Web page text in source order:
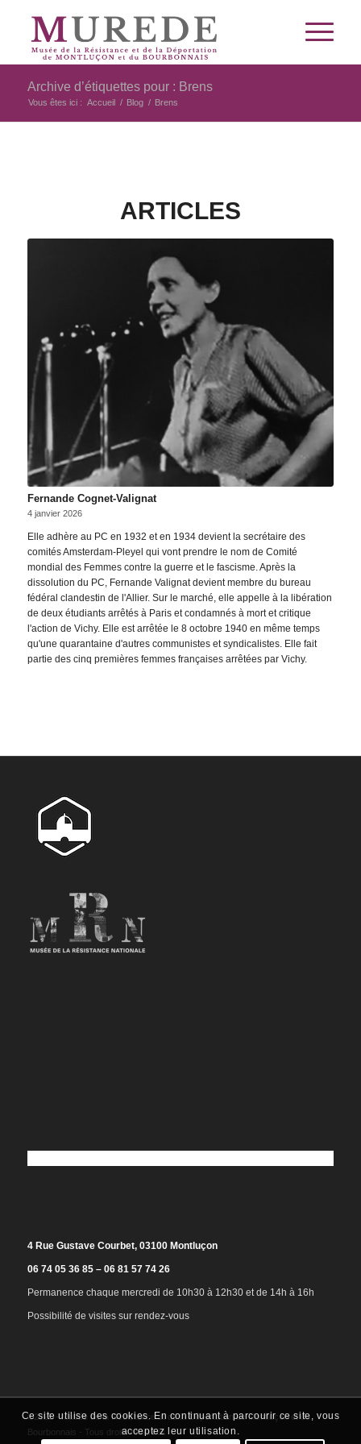
Archive d’étiquettes pour : Brens
Vous êtes ici : Accueil / Blog / Brens
ARTICLES
Fernande Cognet-Valignat
4 janvier 2026
Elle adhère au PC en 1932 et en 1934 devient la secrétaire des
comités Amsterdam-Pleyel qui vont prendre le nom de Comité
mondial des Femmes contre la guerre et le fascisme. Après la
dissolution du PC, Fernande Valignat devient membre du bureau
fédéral clandestin de l'Allier. Sur le marché, elle appelle à la libération
de deux étudiants arrêtés à Paris et condamnés à mort et critique
l'action de Vichy. Elle est arrêtée le 8 octobre 1940 en même temps
qu'une quarantaine d'autres communistes et syndicalistes. Elle fait
partie des cinq premières femmes françaises arrêtées par Vichy.
4 Rue Gustave Courbet, 03100 Montluçon
06 74 05 36 85 – 06 81 57 74 26
Permanence chaque mercredi de 10h30 à 12h30 et de 14h à 16h
Possibilité de visites sur rendez-vous
©2025 - Musée de la Résistance et de la Déportation de Montluçon et du
Bourbonnais - Tous droits réservés
Ce site utilise des cookies. En continuant à parcourir ce site, vous
acceptez leur utilisation.